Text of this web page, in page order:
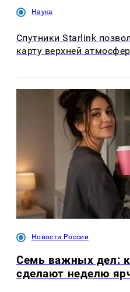
Наука
Спутники Starlink
карту верхней
Новости России
Семь важных дел:
сделают неделю